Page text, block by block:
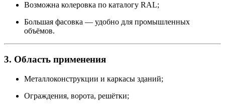
Возможна колеровка по каталогу RAL;
Большая фасовка — удобно для промышленных
объёмов.
3. Область применения
Металлоконструкции и каркасы зданий;
Ограждения, ворота, решётки;